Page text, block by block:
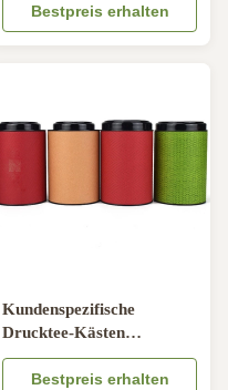
Kräuter-Rundrohr
Bestpreis erhalten
Kundenspezifische
Drucktee-Kästen
Antiscratch Debossing
Aluminiumlackierung
Bestpreis erhalten